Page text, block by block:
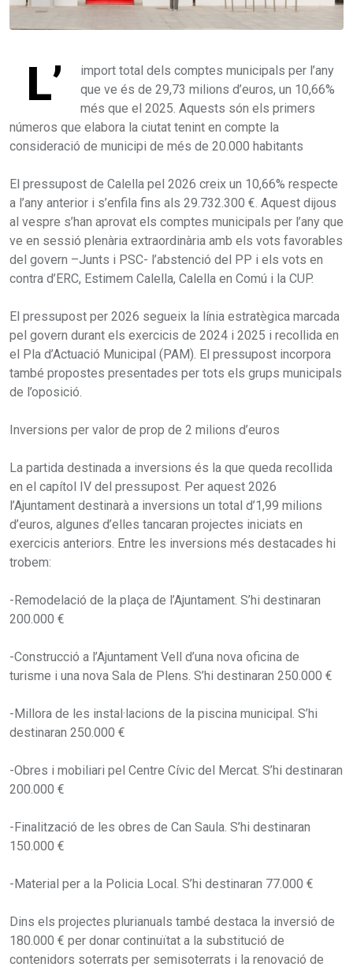
L’
import total dels comptes municipals per l’any
que ve és de 29,73 milions d’euros, un 10,66%
més que el 2025. Aquests són els primers
números que elabora la ciutat tenint en compte la
consideració de municipi de més de 20.000 habitants
El pressupost de Calella pel 2026 creix un 10,66% respecte
a l’any anterior i s’enfila fins als 29.732.300 €. Aquest dijous
al vespre s’han aprovat els comptes municipals per l’any que
ve en sessió plenària extraordinària amb els vots favorables
del govern –Junts i PSC- l’abstenció del PP i els vots en
contra d’ERC, Estimem Calella, Calella en Comú i la CUP.
El pressupost per 2026 segueix la línia estratègica marcada
pel govern durant els exercicis de 2024 i 2025 i recollida en
el Pla d’Actuació Municipal (PAM). El pressupost incorpora
també propostes presentades per tots els grups municipals
de l’oposició.
Inversions per valor de prop de 2 milions d’euros
La partida destinada a inversions és la que queda recollida
en el capítol IV del pressupost. Per aquest 2026
l’Ajuntament destinarà a inversions un total d’1,99 milions
d’euros, algunes d’elles tancaran projectes iniciats en
exercicis anteriors. Entre les inversions més destacades hi
trobem:
-Remodelació de la plaça de l’Ajuntament. S’hi destinaran
200.000 €
-Construcció a l’Ajuntament Vell d’una nova oficina de
turisme i una nova Sala de Plens. S’hi destinaran 250.000 €
-Millora de les instal·lacions de la piscina municipal. S’hi
destinaran 250.000 €
-Obres i mobiliari pel Centre Cívic del Mercat. S’hi destinaran
200.000 €
-Finalització de les obres de Can Saula. S’hi destinaran
150.000 €
-Material per a la Policia Local. S’hi destinaran 77.000 €
Dins els projectes plurianuals també destaca la inversió de
180.000 € per donar continuïtat a la substitució de
contenidors soterrats per semisoterrats i la renovació de